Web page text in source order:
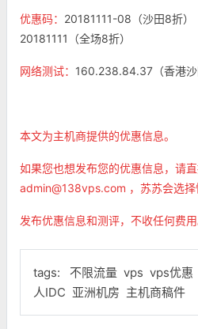
优惠码： 20181111-08（沙田8折
20181111（全场8折）
网络测试： 160.238.84.37（香港沙
本文为主机商提供的优惠信息。
如果您也想发布您的优惠信息，请直
admin@138vps.com ，苏苏会选择
发布优惠信息和测评，不收任何费用
tags: 不限流量 vps vps优惠
人IDC 亚洲机房 主机商稿件